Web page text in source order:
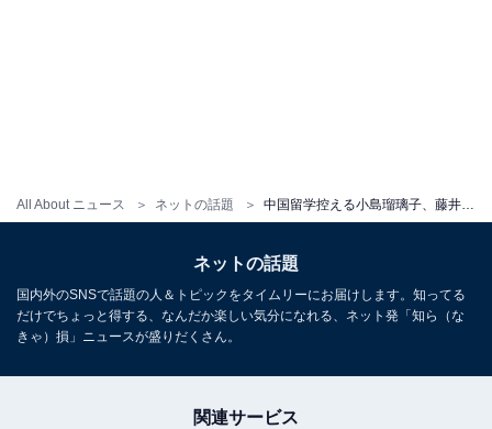
All About ニュース ネットの話題
ネットの話題
国内外のSNSで話題の人＆トピックをタイムリーにお届けします。知ってる
だけでちょっと得する、なんだか楽しい気分になれる、ネット発「知ら（な
きゃ）損」ニュースが盛りだくさん。
関連サービス